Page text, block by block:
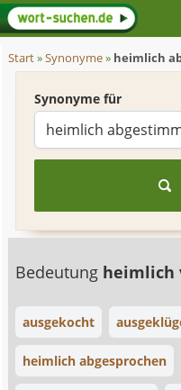
Start»Synonyme» heimlich
Synonyme für
Bedeutung heimlich
ausgekocht
heimlich abgesprochen